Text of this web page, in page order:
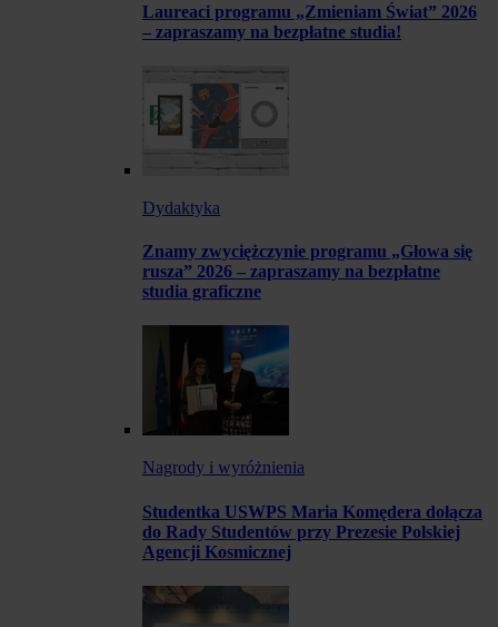
Laureaci programu „Zmieniam Świat” 2026
– zapraszamy na bezpłatne studia!
Dydaktyka
Znamy zwyciężczynie programu „Głowa się
rusza” 2026 – zapraszamy na bezpłatne
studia graficzne
Nagrody i wyróżnienia
Studentka USWPS Maria Komędera dołącza
do Rady Studentów przy Prezesie Polskiej
Agencji Kosmicznej